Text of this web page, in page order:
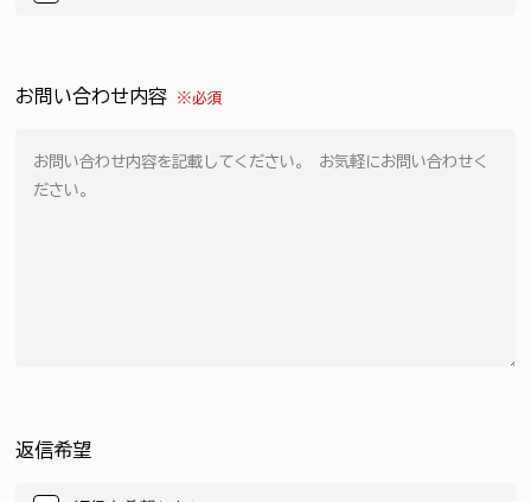
お問い合わせ内容 ※必須
返信希望